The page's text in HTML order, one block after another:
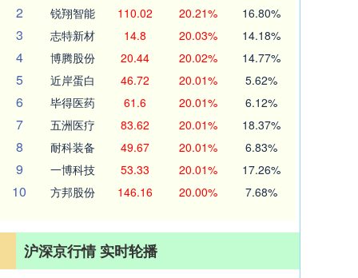
2 锐翔智能 110.02 20.21% 16.80%
3 志特新材 14.8 20.03% 14.18%
4 博腾股份 20.44 20.02% 14.77%
5 近岸蛋白 46.72 20.01% 5.62%
6 毕得医药 61.6 20.01% 6.12%
7 五洲医疗 83.62 20.01% 18.37%
8 耐科装备 49.67 20.01% 6.83%
9 一博科技 53.33 20.01% 17.26%
10 方邦股份 146.16 20.00% 7.68%
沪深京行情 实时轮播